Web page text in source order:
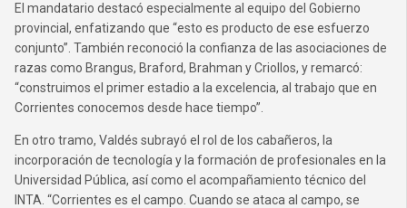
El mandatario destacó especialmente al equipo del Gobierno
provincial, enfatizando que “esto es producto de ese esfuerzo
conjunto”. También reconoció la confianza de las asociaciones de
razas como Brangus, Braford, Brahman y Criollos, y remarcó:
“construimos el primer estadio a la excelencia, al trabajo que en
Corrientes conocemos desde hace tiempo”.
En otro tramo, Valdés subrayó el rol de los cabañeros, la
incorporación de tecnología y la formación de profesionales en la
Universidad Pública, así como el acompañamiento técnico del
INTA. “Corrientes es el campo. Cuando se ataca al campo, se